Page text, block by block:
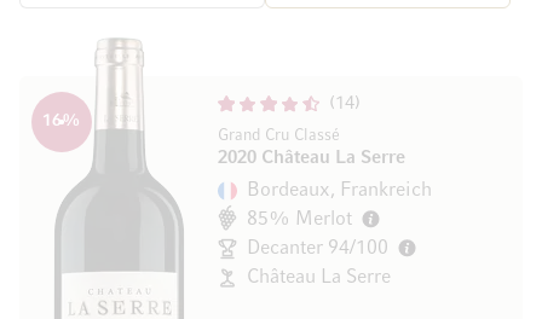
14
Grand Cru Classé
2020 Château La Serre
16%
Bordeaux, Frankreich
85% Merlot
Decanter 94/100
Château La Serre